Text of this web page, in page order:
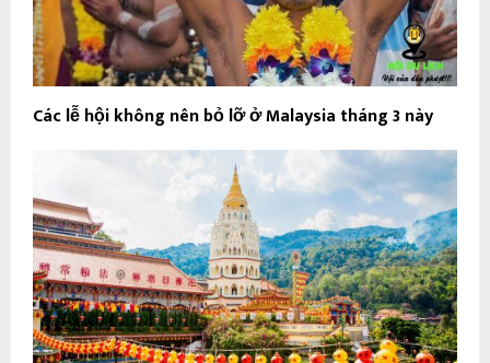
Các lễ hội không nên bỏ lỡ ở Malaysia tháng 3 này